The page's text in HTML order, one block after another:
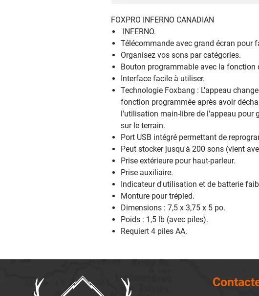
FOXPRO INFERNO CANADIAN
INFERNO.
Télécommande avec grand écran pour
Organisez vos sons par catégories.
Bouton programmable avec la fonction
Interface facile à utiliser.
Technologie Foxbang : L'appeau
fonction programmée après avoir
l'utilisation main-libre de l'appeau pour
sur le terrain.
Port USB intégré permettant de
Peut stocker jusqu'à 200 sons (vient
Prise extérieure pour haut-parleur.
Prise auxiliaire.
Indicateur d'utilisation et de batterie
Monture pour trépied.
Dimensions : 7,5 x 3,75 x 5 po.
Poids : 1,5 lb (avec piles).
Requiert 4 piles AA.